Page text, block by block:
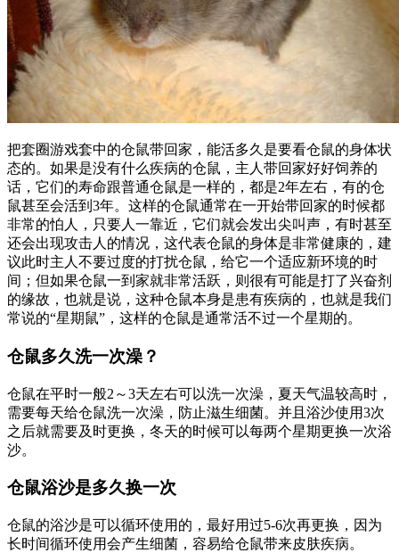
把套圈游戏套中的仓鼠带回家，能活多久是要看仓鼠的身体状
态的。如果是没有什么疾病的仓鼠，主人带回家好好饲养的
话，它们的寿命跟普通仓鼠是一样的，都是2年左右，有的仓
鼠甚至会活到3年。这样的仓鼠通常在一开始带回家的时候都
非常的怕人，只要人一靠近，它们就会发出尖叫声，有时甚至
还会出现攻击人的情况，这代表仓鼠的身体是非常健康的，建
议此时主人不要过度的打扰仓鼠，给它一个适应新环境的时
间；但如果仓鼠一到家就非常活跃，则很有可能是打了兴奋剂
的缘故，也就是说，这种仓鼠本身是患有疾病的，也就是我们
常说的“星期鼠”，这样的仓鼠是通常活不过一个星期的。
仓鼠多久洗一次澡？
仓鼠在平时一般2～3天左右可以洗一次澡，夏天气温较高时，
需要每天给仓鼠洗一次澡，防止滋生细菌。并且浴沙使用3次
之后就需要及时更换，冬天的时候可以每两个星期更换一次浴
沙。
仓鼠浴沙是多久换一次
仓鼠的浴沙是可以循环使用的，最好用过5-6次再更换，因为
长时间循环使用会产生细菌，容易给仓鼠带来皮肤疾病。